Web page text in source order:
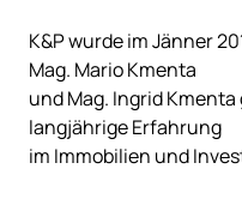
K&P wurde im Jänner
Mag. Mario Kmenta
und Mag. Ingrid
langjährige Erfahrung
im Immobilien und